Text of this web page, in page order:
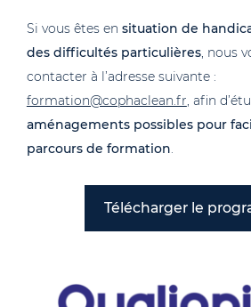
Si vous êtes en situation de
des difficultés particulières, nous
contacter à l’adresse suivante :
formation@cophaclean.fr, afin
aménagements possibles pour
parcours de formation.
Télécharger le